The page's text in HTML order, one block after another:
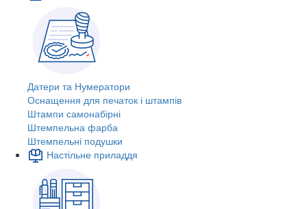
Датери та Нумератори
Оснащення для печаток і штампів
Штампи самонабірні
Штемпельна фарба
Штемпельні подушки
Настільне приладдя